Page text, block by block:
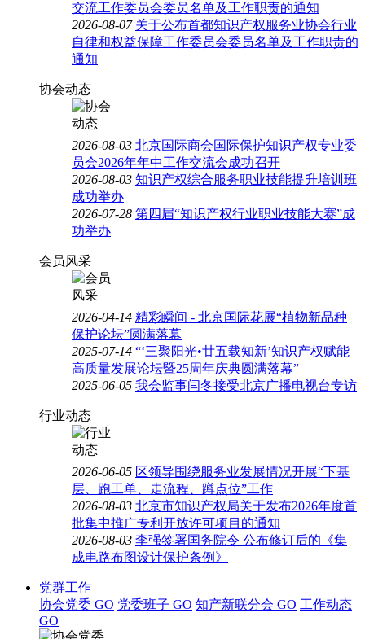
交流工作委员会委员名单及工作职责的通知
2026-08-07 关于公布首都知识产权服务业协会行业
自律和权益保障工作委员会委员名单及工作职责的
通知
协会动态
2026-08-03 北京国际商会国际保护知识产权专业委
员会2026年年中工作交流会成功召开
2026-08-03 知识产权综合服务职业技能提升培训班
成功举办
2026-07-28 第四届“知识产权行业职业技能大赛”成
功举办
会员风采
2026-04-14 精彩瞬间 - 北京国际花展“植物新品种
保护论坛”圆满落幕
2025-07-14 “‘三聚阳光•廿五载知新’知识产权赋能
高质量发展论坛暨25周年庆典圆满落幕”
2025-06-05 我会监事闫冬接受北京广播电视台专访
行业动态
2026-06-05 区领导围绕服务业发展情况开展“下基
层、跑工单、走流程、蹲点位”工作
2026-08-03 北京市知识产权局关于发布2026年度首
批集中推广专利开放许可项目的通知
2026-08-03 李强签署国务院令 公布修订后的《集
成电路布图设计保护条例》
党群工作
协会党委 GO 党委班子 GO 知产新联分会 GO 工作动态
GO